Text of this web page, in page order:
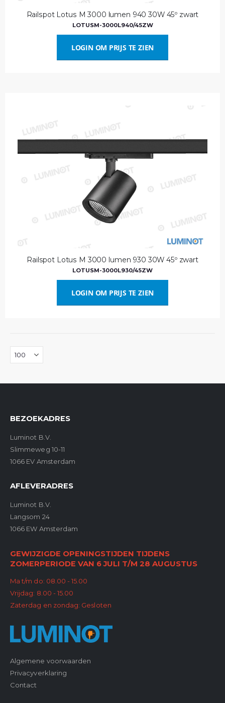
Railspot Lotus M 3000 lumen 940 30W 45º zwart
LOTUSM-3000L940/45ZW
LOGIN OM PRIJS TE ZIEN
Railspot Lotus M 3000 lumen 930 30W 45º zwart
LOTUSM-3000L930/45ZW
LOGIN OM PRIJS TE ZIEN
BEZOEKADRES
Luminot B.V.
Slimmeweg 10-11
1066 EV Amsterdam
AFLEVERADRES
Luminot B.V.
Langsom 24
1066 EW Amsterdam
GEWIJZIGDE OPENINGSTIJDEN TIJDENS
ZOMERPERIODE VAN 6 JULI T/M 28 AUGUSTUS
Ma t/m do: 08.00 - 15.00
Vrijdag: 8.00 - 15.00
Zaterdag en zondag: Gesloten
Algemene voorwaarden
Privacyverklaring
Contact